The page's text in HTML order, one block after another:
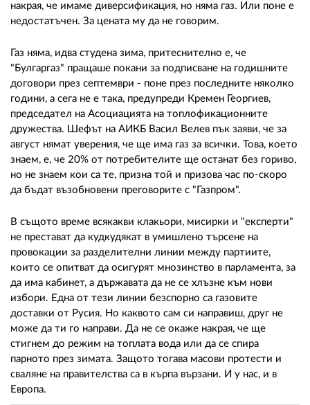
накрая, че имаме диверсификация, но няма газ. Или поне е
недостатъчен. За цената му да не говорим.
Газ няма, идва студена зима, притеснително е, че
"Булгаргаз" пращаше покани за подписване на годишните
договори през септември - поне през последните няколко
години, а сега не е така, предупреди Кремен Георгиев,
председател на Асоциацията на топлофикационните
дружества. Шефът на АИКБ Васил Велев пък заяви, че за
август нямат уверения, че ще има газ за всички. Това, което
знаем, е, че 20% от потребителите ще останат без гориво,
но не знаем кои са те, призна той и призова час по-скоро
да бъдат възобновени преговорите с "Газпром".
В същото време всякакви клакьори, мисирки и "експерти"
не престават да кудкудякат в умишлено търсене на
провокации за разделителни линии между партиите,
които се опитват да осигурят мнозинство в парламента, за
да има кабинет, а държавата да не се хлъзне към нови
избори. Една от тези линии безспорно са газовите
доставки от Русия. Но каквото сам си направиш, друг не
може да ти го направи. Да не се окаже накрая, че ще
стигнем до режим на топлата вода или да се спира
парното през зимата. Защото тогава масови протести и
сваляне на правителства са в кърпа вързани. И у нас, и в
Европа.